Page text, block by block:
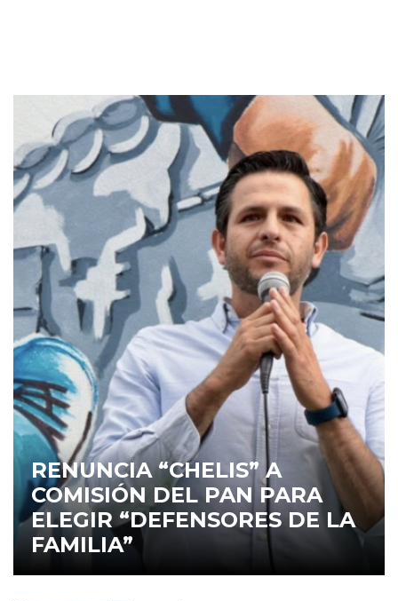
RENUNCIA “CHELIS” A
COMISIÓN DEL PAN PARA
ELEGIR “DEFENSORES DE LA
FAMILIA”